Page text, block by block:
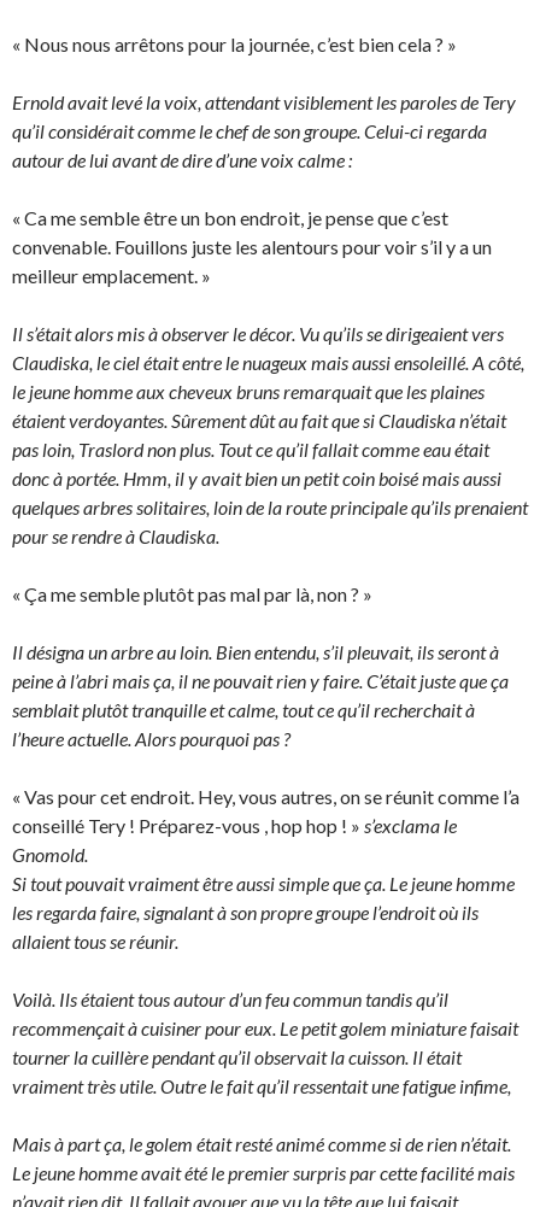
« Nous nous arrêtons pour la journée, c’est bien cela ? »
Ernold avait levé la voix, attendant visiblement les paroles de Tery
qu’il considérait comme le chef de son groupe. Celui-ci regarda
autour de lui avant de dire d’une voix calme :
« Ca me semble être un bon endroit, je pense que c’est
convenable. Fouillons juste les alentours pour voir s’il y a un
meilleur emplacement. »
Il s’était alors mis à observer le décor. Vu qu’ils se dirigeaient vers
Claudiska, le ciel était entre le nuageux mais aussi ensoleillé. A côté,
le jeune homme aux cheveux bruns remarquait que les plaines
étaient verdoyantes. Sûrement dût au fait que si Claudiska n’était
pas loin, Traslord non plus. Tout ce qu’il fallait comme eau était
donc à portée. Hmm, il y avait bien un petit coin boisé mais aussi
quelques arbres solitaires, loin de la route principale qu’ils prenaient
pour se rendre à Claudiska.
« Ça me semble plutôt pas mal par là, non ? »
Il désigna un arbre au loin. Bien entendu, s’il pleuvait, ils seront à
peine à l’abri mais ça, il ne pouvait rien y faire. C’était juste que ça
semblait plutôt tranquille et calme, tout ce qu’il recherchait à
l’heure actuelle. Alors pourquoi pas ?
« Vas pour cet endroit. Hey, vous autres, on se réunit comme l’a
conseillé Tery ! Préparez-vous , hop hop ! » s’exclama le
Gnomold.
Si tout pouvait vraiment être aussi simple que ça. Le jeune homme
les regarda faire, signalant à son propre groupe l’endroit où ils
allaient tous se réunir.
Voilà. Ils étaient tous autour d’un feu commun tandis qu’il
recommençait à cuisiner pour eux. Le petit golem miniature faisait
tourner la cuillère pendant qu’il observait la cuisson. Il était
vraiment très utile. Outre le fait qu’il ressentait une fatigue infime,
Mais à part ça, le golem était resté animé comme si de rien n’était.
Le jeune homme avait été le premier surpris par cette facilité mais
n’avait rien dit. Il fallait avouer que vu la tête que lui faisait